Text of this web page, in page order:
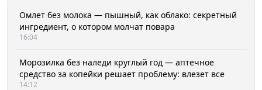
Омлет без молока — пышный, как облако: секретный
ингредиент, о котором молчат повара
16:04
Морозилка без наледи круглый год — аптечное
средство за копейки решает проблему: влезет все
14:12